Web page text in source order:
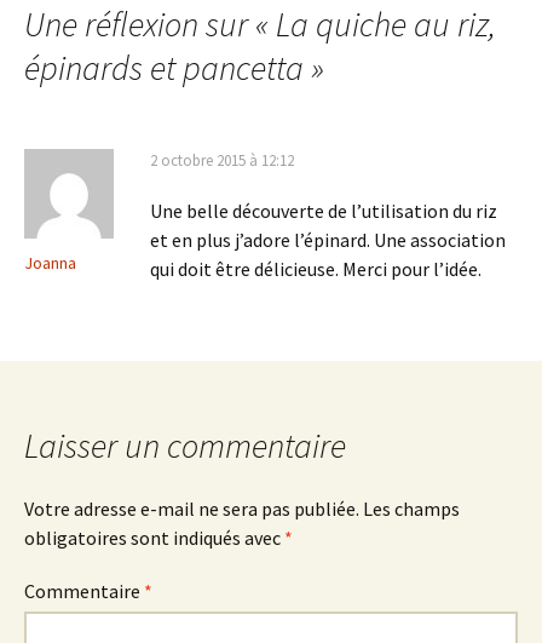
articles
Une réflexion sur « La quiche au riz,
épinards et pancetta»
Joanna
2 octobre 2015 à 12:12
Une belle découverte de l’utilisation du riz
et en plus j’adore l’épinard. Une association
qui doit être délicieuse. Merci pour l’idée.
Laisser un commentaire
Votre adresse e-mail ne sera pas publiée. Les champs
obligatoires sont indiqués avec *
Commentaire *